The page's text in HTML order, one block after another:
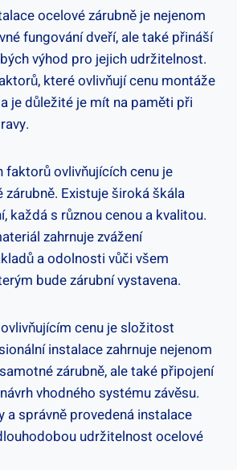
ocelové zárubně je nejenom
fungování dveří, ale také přináší
výhod pro jejich udržitelnost.
které ovlivňují cenu montáže
je důležité je mít na paměti při
faktorů ovlivňujících cenu je
Existuje široká škála
každá s různou cenou a kvalitou.
zahrnuje zvážení
a odolnosti vůči všem
bude zárubní vystavena.
cenu je složitost
instalace zahrnuje nejenom
zárubně, ale také připojení
vhodného systému závěsu.
a správně provedená instalace
udržitelnost ocelové